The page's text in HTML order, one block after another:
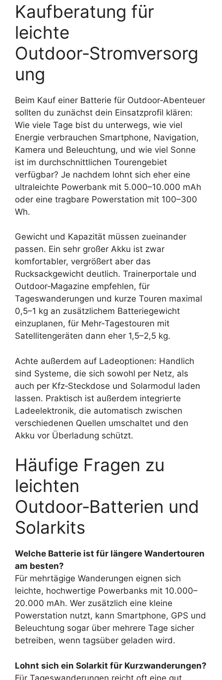
Kaufberatung für
leichte
Outdoor‑Stromversorg
ung
Beim Kauf einer Batterie für Outdoor‑Abenteuer
sollten du zunächst dein Einsatzprofil klären:
Wie viele Tage bist du unterwegs, wie viel
Energie verbrauchen Smartphone, Navigation,
Kamera und Beleuchtung, und wie viel Sonne
ist im durchschnittlichen Tourengebiet
verfügbar? Je nachdem lohnt sich eher eine
ultraleichte Powerbank mit 5.000–10.000 mAh
oder eine tragbare Powerstation mit 100–300
Wh.
Gewicht und Kapazität müssen zueinander
passen. Ein sehr großer Akku ist zwar
komfortabler, vergrößert aber das
Rucksackgewicht deutlich. Trainerportale und
Outdoor‑Magazine empfehlen, für
Tageswanderungen und kurze Touren maximal
0,5–1 kg an zusätzlichem Batteriegewicht
einzuplanen, für Mehr‑Tagestouren mit
Satellitengeräten dann eher 1,5–2,5 kg.
Achte außerdem auf Ladeoptionen: Handlich
sind Systeme, die sich sowohl per Netz, als
auch per Kfz‑Steckdose und Solarmodul laden
lassen. Praktisch ist außerdem integrierte
Ladeelektronik, die automatisch zwischen
verschiedenen Quellen umschaltet und den
Akku vor Überladung schützt.
Häufige Fragen zu
leichten
Outdoor‑Batterien und
Solarkits
Welche Batterie ist für längere Wandertouren
am besten?
Für mehrtägige Wanderungen eignen sich
leichte, hochwertige Powerbanks mit 10.000–
20.000 mAh. Wer zusätzlich eine kleine
Powerstation nutzt, kann Smartphone, GPS und
Beleuchtung sogar über mehrere Tage sicher
betreiben, wenn tagsüber geladen wird.
Lohnt sich ein Solarkit für Kurzwanderungen?
Für Tageswanderungen reicht oft eine gut